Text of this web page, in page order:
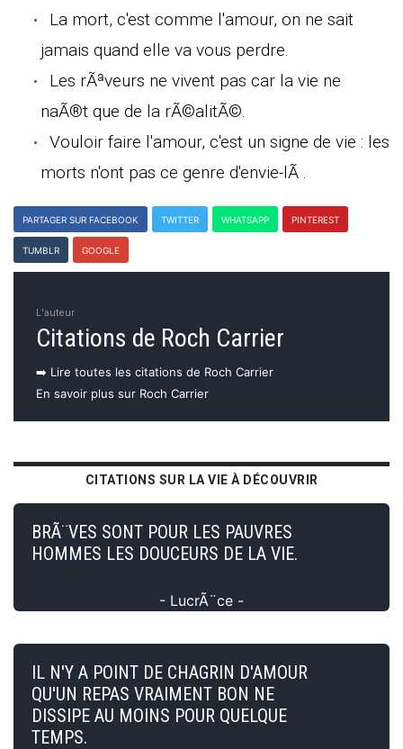
La mort, c'est comme l'amour, on ne sait
jamais quand elle va vous perdre.
Les rÃªveurs ne vivent pas car la vie ne
naÃ®t que de la rÃ©alitÃ©.
Vouloir faire l'amour, c'est un signe de vie : les
morts n'ont pas ce genre d'envie-lÃ .
PARTAGER SUR FACEBOOK TWITTER WHATSAPP PINTEREST
TUMBLR GOOGLE
L'auteur
Citations de Roch Carrier
➡️ Lire toutes les citations de Roch Carrier
En savoir plus sur Roch Carrier
CITATIONS SUR LA VIE À DÉCOUVRIR
BRÃ¨VES SONT POUR LES PAUVRES
HOMMES LES DOUCEURS DE LA VIE.
- LucrÃ¨ce -
IL N'Y A POINT DE CHAGRIN D'AMOUR
QU'UN REPAS VRAIMENT BON NE
DISSIPE AU MOINS POUR QUELQUE
TEMPS.